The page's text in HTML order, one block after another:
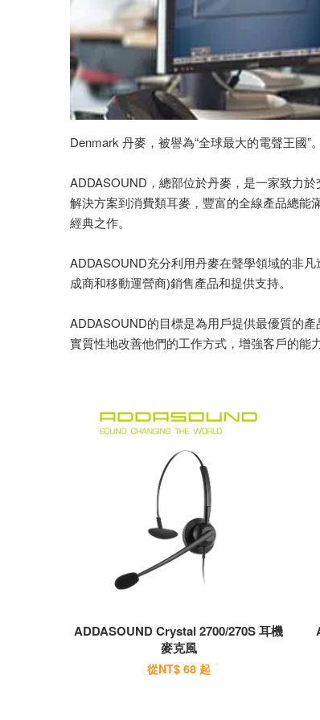
Denmark 丹麥，被譽為“全球最大的電聲王國
ADDASOUND，總部位於丹麥，是一家致力
解決方案到消費類耳麥，豐富的全線產品總能
經典之作。
ADDASOUND充分利用丹麥在聲學領域的非
成商和移動運營商)銷售產品和提供支持。
ADDASOUND的目標是為用戶提供最優質的
實質性地改善他們的工作方式，增強客戶的能
ADDASOUND Crystal 2700/270S 耳機
麥克風
從NT$ 68 起